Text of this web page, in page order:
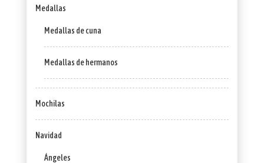
Medallas
Medallas de cuna
Medallas de hermanos
Mochilas
Navidad
Ángeles